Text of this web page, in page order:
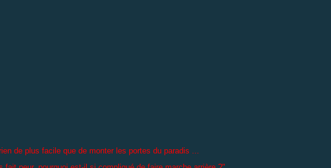
de plus facile que de monter les portes du paradis ...